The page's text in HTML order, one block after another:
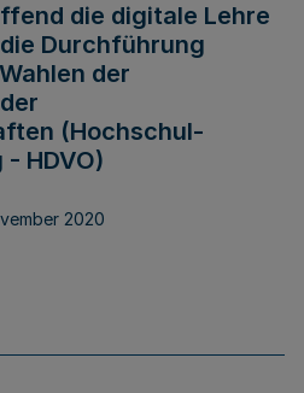
die digitale Lehre
Durchführung
der
(Hochschul-
HDVO)
2020